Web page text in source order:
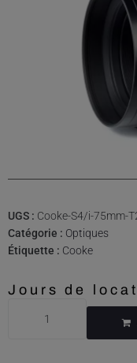
UGS : Cooke-S4/i-75mm-
Catégorie : Optiques
Étiquette : Cooke
Jours de